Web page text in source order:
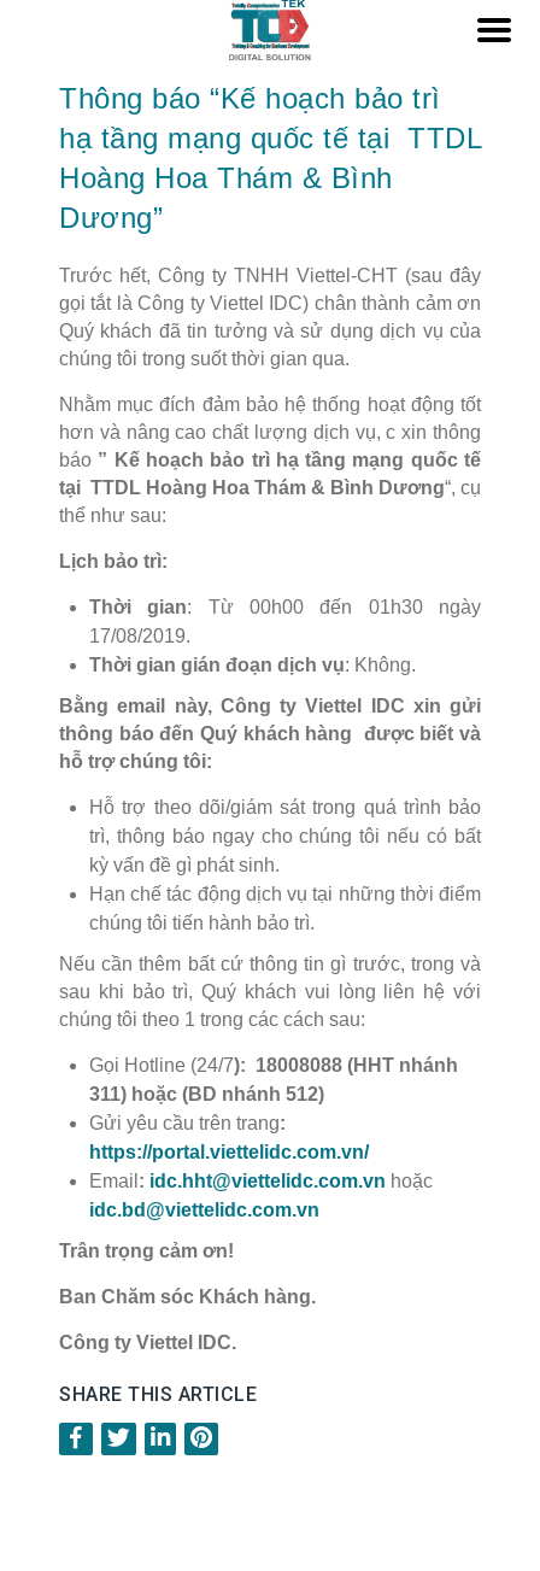
Thông báo “Kế hoạch bảo trì
hạ tầng mạng quốc tế tại TTDL
Hoàng Hoa Thám & Bình
Dương”
Trước hết, Công ty TNHH Viettel-CHT (sau đây
gọi tắt là Công ty Viettel IDC) chân thành cảm ơn
Quý khách đã tin tưởng và sử dụng dịch vụ của
chúng tôi trong suốt thời gian qua.
Nhằm mục đích đảm bảo hệ thống hoạt động tốt
hơn và nâng cao chất lượng dịch vụ, c xin thông
báo ” Kế hoạch bảo trì hạ tầng mạng quốc tế
tại TTDL Hoàng Hoa Thám & Bình Dương“, cụ
thể như sau:
Lịch bảo trì:
Thời gian: Từ 00h00 đến 01h30 ngày
17/08/2019.
Thời gian gián đoạn dịch vụ: Không.
Bằng email này, Công ty Viettel IDC xin gửi
thông báo đến Quý khách hàng được biết và
hỗ trợ chúng tôi:
Hỗ trợ theo dõi/giám sát trong quá trình bảo
trì, thông báo ngay cho chúng tôi nếu có bất
kỳ vấn đề gì phát sinh.
Hạn chế tác động dịch vụ tại những thời điểm
chúng tôi tiến hành bảo trì.
Nếu cần thêm bất cứ thông tin gì trước, trong và
sau khi bảo trì, Quý khách vui lòng liên hệ với
chúng tôi theo 1 trong các cách sau:
Gọi Hotline (24/7): 18008088 (HHT nhánh
311) hoặc (BD nhánh 512)
Gửi yêu cầu trên trang:
https://portal.viettelidc.com.vn/
Email : idc.hht@viettelidc.com.vn hoặc
idc.bd@viettelidc.com.vn
Trân trọng cảm ơn!
Ban Chăm sóc Khách hàng.
Công ty Viettel IDC.
SHARE THIS ARTICLE